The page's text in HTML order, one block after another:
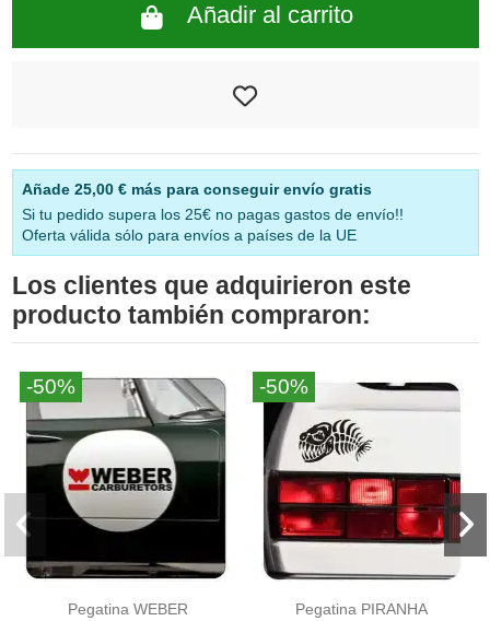
Añadir al carrito
Añade 25,00 €más para conseguir envío gratis
Si tu pedido supera los 25€ no pagas gastos de envío!!
Oferta válida sólo para envíos a países de la UE
Los clientes que adquirieron este
producto también compraron:
-50%
Pegatina WEBER
-50%
Pegatina PIRANHA